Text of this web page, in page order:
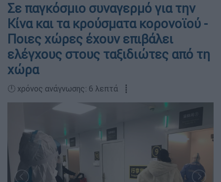
Σε παγκόσμιο συναγερμό για την
Κίνα και τα κρούσματα κορονοϊού -
Ποιες χώρες έχουν επιβάλει
ελέγχους στους ταξιδιώτες από τη
χώρα
🕛 χρόνος ανάγνωσης: 6 λεπτά ┋